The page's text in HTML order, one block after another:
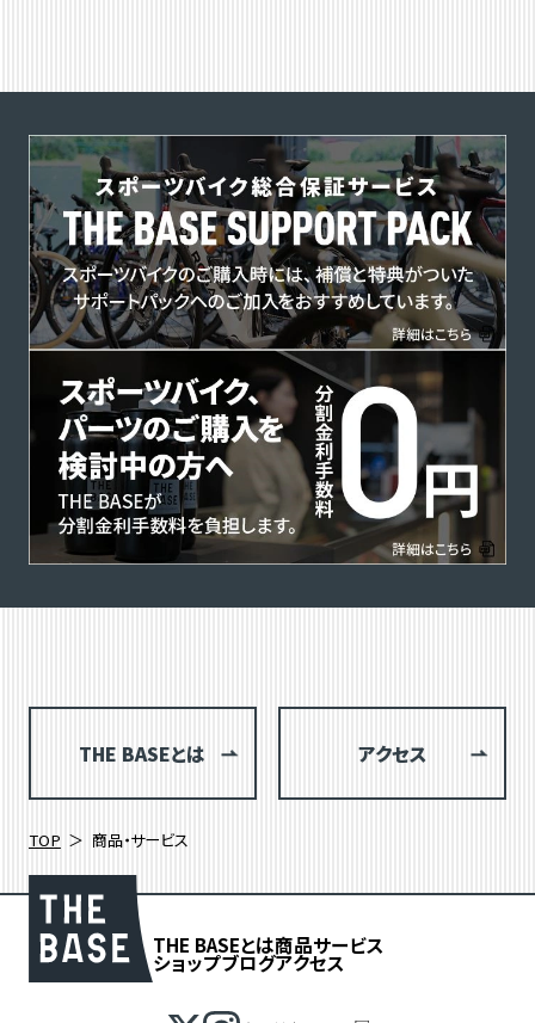
THE BASEとは アクセス
TOP 商品・サービス
THE BASEとは商品サービス
ショップブログアクセス